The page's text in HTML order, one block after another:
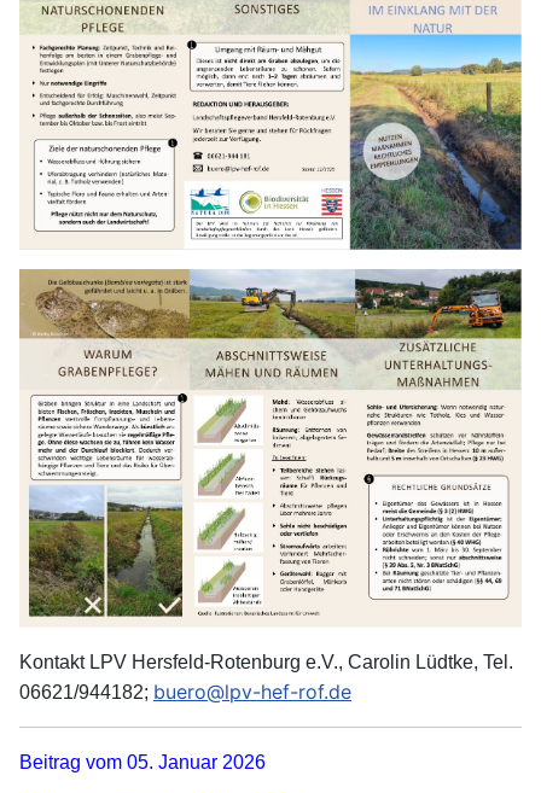
Kontakt LPV Hersfeld-Rotenburg e.V., Carolin Lüdtke, Tel.
06621/944182; buero@lpv-hef-rof.de
Beitrag vom 05. Januar 2026